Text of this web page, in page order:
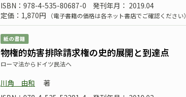
ISBN：978-4-535-80687-0
発刊年月： 2019.04
定価：1,870円
（電子書籍の価格は各ネット書店でご確認ください）
紙の書籍
物権的妨害排除請求権の史的展開と到達点
ローマ法からドイツ民法へ
川角 由和
著